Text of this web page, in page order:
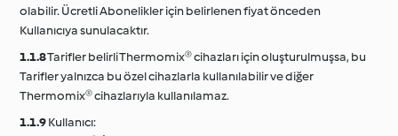
olabilir. Ücretli Abonelikler için belirlenen fiyat önceden
Kullanıcıya sunulacaktır.
1.1.8Tarifler belirli Thermomix® cihazları için oluşturulmuşsa, bu
Tarifler yalnızca bu özel cihazlarla kullanılabilir ve diğer
Thermomix® cihazlarıyla kullanılamaz.
1.1.9Kullanıcı: